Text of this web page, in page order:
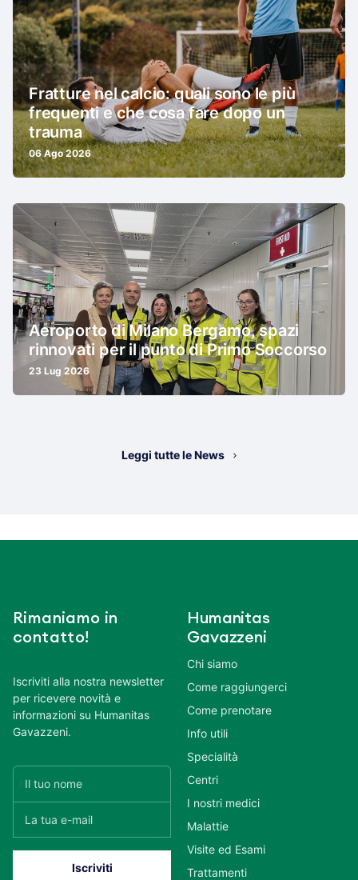
Fratture nel calcio: quali sono le più
frequenti e che cosa fare dopo un
trauma
06 Ago 2026
Aeroporto di Milano Bergamo, spazi
rinnovati per il punto di Primo Soccorso
23 Lug 2026
Leggi tutte le News
Rimaniamo in
contatto!
Iscriviti alla nostra newsletter
per ricevere novità e
informazioni su Humanitas
Gavazzeni.
Humanitas
Gavazzeni
Chi siamo
Come raggiungerci
Come prenotare
Info utili
Specialità
Centri
I nostri medici
Malattie
Visite ed Esami
Trattamenti